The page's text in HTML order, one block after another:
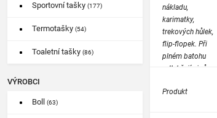
Sportovní tašky (177)
Termotašky (54)
Toaletní tašky (86)
VÝROBCI
Boll (63)
nákladu,
karimatky,
trekových hůlek,
flip-flopek. Při
plném batohu
odlehčují zipům.
turistické a
Produkt